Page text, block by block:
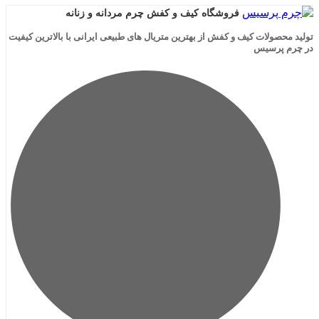
فروشگاه کیف و کفش چرم مردانه و زنانه
کیف و کفش از بهترین متریال های طبیعی ایرانی با بالاترین کیفیت